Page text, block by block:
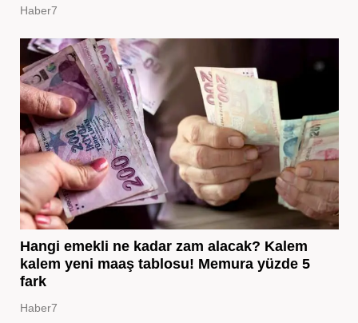
Haber7
Hangi emekli ne kadar zam alacak? Kalem
kalem yeni maaş tablosu! Memura yüzde 5
fark
Haber7